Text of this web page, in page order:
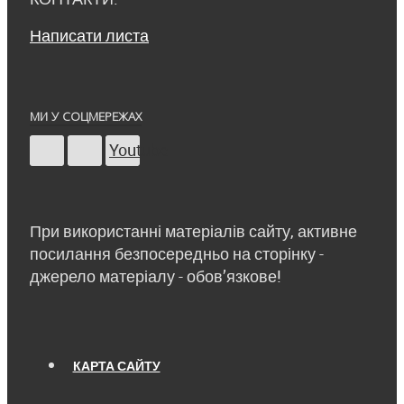
Написати листа
МИ У СОЦМЕРЕЖАХ
Youtube
При використанні матеріалів сайту, активне
посилання безпосередньо на сторінку -
джерело матеріалу - обов’язкове!
КАРТА САЙТУ